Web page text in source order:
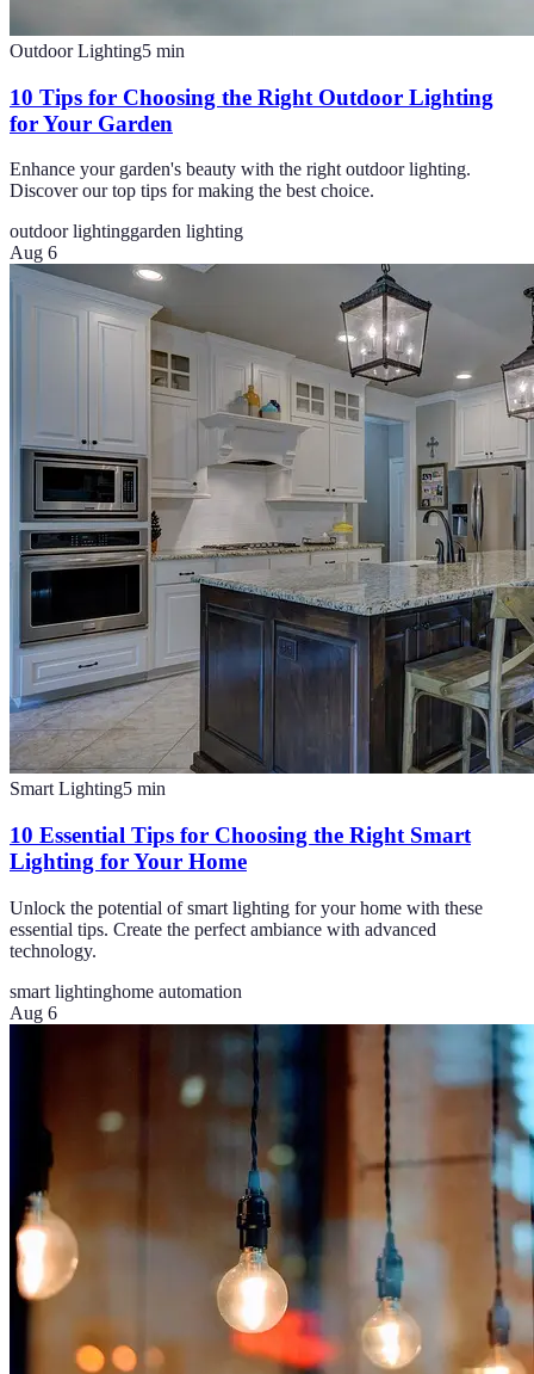
Outdoor Lighting5 min
10 Tips for Choosing the Right Outdoor Lighting
for Your Garden
Enhance your garden's beauty with the right outdoor lighting.
Discover our top tips for making the best choice.
outdoor lightinggarden lighting
Aug 6
Smart Lighting5 min
10 Essential Tips for Choosing the Right Smart
Lighting for Your Home
Unlock the potential of smart lighting for your home with these
essential tips. Create the perfect ambiance with advanced
technology.
smart lightinghome automation
Aug 6